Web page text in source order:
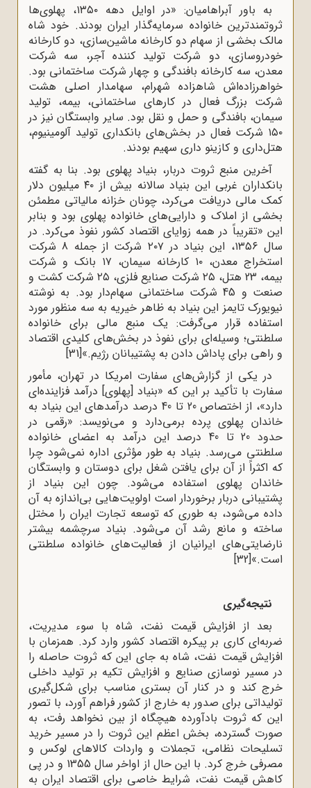
به باور آبراهامیان: «در اوایل دهه ۱۳۵۰، پهلوی‌ها
ثروتمندترین خانواده سرمایه‌گذار ایران بودند. خود شاه
مالک بخشی از سهام دو کارخانه ماشین‌سازی، دو کارخانه
خودروسازی، دو شرکت تولید کننده آجر، سه شرکت
معدن، سه کارخانه بافندگی و چهار شرکت ساختمانی بود.
خواهرزاده‌اش شاهزاده شهرام، سهامدار اصلی هشت
شرکت بزرگ فعال در کارهای ساختمانی، بیمه، تولید
سیمان، بافندگی و حمل و نقل بود. سایر وابستگان نیز در
۱۵۰ شرکت فعال در بخش‌های بانکداری تولید آلومینیوم،
هتل‌داری و کازینو داری سهیم بودند.
آخرین منبع ثروت دربار، بنیاد پهلوی بود. بنا به گفته
بانکداران غربی این بنیاد سالانه بیش از ۴۰ میلیون دلار
کمک مالی دریافت می‌کرد، چونان خزانه مالیاتی مطمئن
بخشی از املاک و دارایی‌های خانواده پهلوی بود و بنابر
این «تقریباً در همه زوایای اقتصاد کشور نفوذ می‌کرد. در
سال ۱۳۵۶، این بنیاد در ۲۰۷ شرکت از جمله 8 شرکت
استخراج معدن، ۱۰ کارخانه سیمان، ۱۷ بانک و شرکت
بیمه، 23 هتل، ۲۵ شرکت صنایع فلزی، ۲۵ شرکت کشت و
صنعت و 45 شرکت ساختمانی سهام‌دار بود. به نوشته
نیویورک تایمز این بنیاد به ظاهر خیریه به سه منظور مورد
استفاده قرار می‌گرفت: یک منبع مالی برای خانواده
سلطنتی؛ وسیله‌ای برای نفوذ در بخش‌های کلیدی اقتصاد
و راهی برای پاداش دادن به پشتیبانان رژیم.»[31]
در یکی از گزارش‌های سفارت امریکا در تهران، مأمور
سفارت با تأکید بر این که «بنیاد [پهلوی] درآمد فزاینده‌ای
دارد»، از اختصاص 20 تا 40 درصد درآمدهای این بنیاد به
خاندان پهلوی پرده برمی‌دارد و می‌نویسد: «رقمی در
حدود 20 تا 40 درصد این درآمد به اعضای خانواده
سلطنتی می‌رسد. بنیاد به ‌طور مؤثری اداره نمی‌شود چرا
که اکثراً از آن برای یافتن شغل برای دوستان و وابستگان
خاندان پهلوی استفاده می‌شود. چون این بنیاد از
پشتیبانی دربار برخوردار است اولویت‌هایی بی‌اندازه به آن
داده می‌شود، به طوری که توسعه تجارت ایران را مختل
ساخته و مانع رشد آن می‌شود. بنیاد سرچشمه بیشتر
نارضایتی‌های ایرانیان از فعالیت‌های خانواده سلطنتی
است.»[32]
نتیجه‌گیری
بعد از افزایش قیمت نفت، شاه با سوء مدیریت،
ضربه‌ای کاری بر پیکره اقتصاد کشور وارد کرد. همزمان با
افزایش قیمت نفت، شاه به جای این که ثروت حاصله را
در مسیر نوسازی صنایع و افزایش تکیه بر تولید داخلی
خرج کند و در کنار آن بستری مناسب برای شکل‌گیری
تولیداتی برای صدور به خارج از کشور فراهم آورد، با تصور
این که ثروت بادآورده هیچگاه از بین نخواهد رفت، به
صورت گسترده، بخش اعظم این ثروت را در مسیر خرید
تسلیحات نظامی، تجملات و واردات کالاهای لوکس و
مصرفی خرج کرد. با این حال از اواخر سال 1355 و در پی
کاهش قیمت نفت، شرایط خاصی برای اقتصاد ایران به